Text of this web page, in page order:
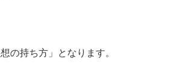
の持ち方」となります。